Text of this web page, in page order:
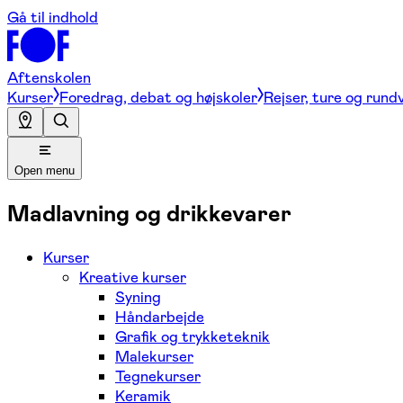
Gå til indhold
Aftenskolen
Kurser Foredrag, debat og højskoler Rejser, ture og
Open menu
Madlavning og drikkevarer
Kurser
Kreative kurser
Syning
Håndarbejde
Grafik og trykketeknik
Malekurser
Tegnekurser
Keramik